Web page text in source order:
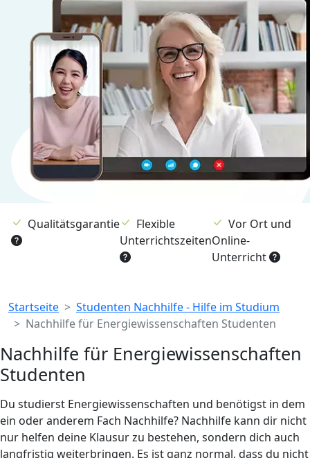
Qualitätsgarantie
Flexible
Unterrichtszeiten
Vor Ort und
Online-
Unterricht
Breadcrumb
Startseite
Studenten Nachhilfe - Hilfe im Studium
Nachhilfe für Energiewissenschaften Studenten
Nachhilfe für Energiewissenschaften
Studenten
Du studierst Energiewissenschaften und benötigst in dem
ein oder anderem Fach Nachhilfe? Nachhilfe kann dir nicht
nur helfen deine Klausur zu bestehen, sondern dich auch
langfristig weiterbringen. Es ist ganz normal, dass du nicht